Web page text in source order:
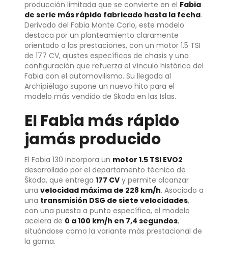
producción limitada que se convierte en el Fabia
de serie más rápido fabricado hasta la fecha.
Derivado del Fabia Monte Carlo, este modelo
destaca por un planteamiento claramente
orientado a las prestaciones, con un motor 1.5 TSI
de 177 CV, ajustes específicos de chasis y una
configuración que refuerza el vínculo histórico del
Fabia con el automovilismo. Su llegada al
Archipiélago supone un nuevo hito para el
modelo más vendido de Škoda en las Islas.
El Fabia más rápido
jamás producido
El Fabia 130 incorpora un motor 1.5 TSI EVO2
desarrollado por el departamento técnico de
Škoda, que entrega 177 CV y permite alcanzar
una velocidad máxima de 228 km/h. Asociado a
una transmisión DSG de siete velocidades,
con una puesta a punto específica, el modelo
acelera de 0 a 100 km/h en 7,4 segundos,
situándose como la variante más prestacional de
la gama.